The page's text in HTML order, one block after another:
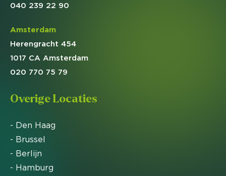
040 239 22 90
Amsterdam
Herengracht 454
1017 CA Amsterdam
020 770 75 79
Overige Locaties
- Den Haag
- Brussel
- Berlijn
- Hamburg